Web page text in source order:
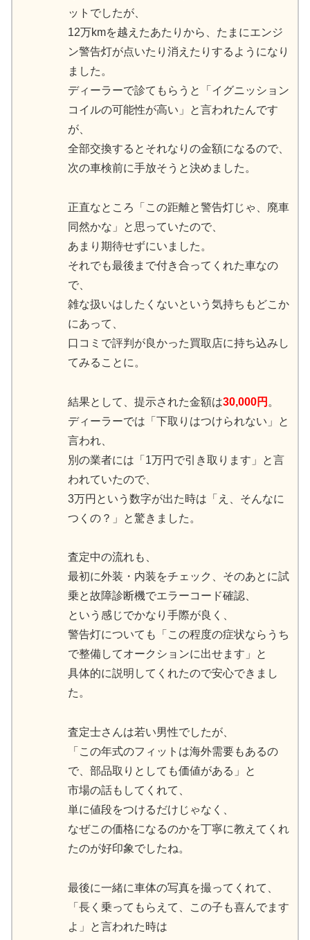
ットでしたが、
12万kmを越えたあたりから、たまにエンジ
ン警告灯が点いたり消えたりするようになり
ました。
ディーラーで診てもらうと「イグニッション
コイルの可能性が高い」と言われたんです
が、
全部交換するとそれなりの金額になるので、
次の車検前に手放そうと決めました。
正直なところ「この距離と警告灯じゃ、廃車
同然かな」と思っていたので、
あまり期待せずにいました。
それでも最後まで付き合ってくれた車なの
で、
雑な扱いはしたくないという気持ちもどこか
にあって、
口コミで評判が良かった買取店に持ち込みし
てみることに。
結果として、提示された金額は30,000円 。
ディーラーでは「下取りはつけられない」と
言われ、
別の業者には「1万円で引き取ります」と言
われていたので、
3万円という数字が出た時は「え、そんなに
つくの？」と驚きました。
査定中の流れも、
最初に外装・内装をチェック、そのあとに試
乗と故障診断機でエラーコード確認、
という感じでかなり手際が良く、
警告灯についても「この程度の症状ならうち
で整備してオークションに出せます」と
具体的に説明してくれたので安心できまし
た。
査定士さんは若い男性でしたが、
「この年式のフィットは海外需要もあるの
で、部品取りとしても価値がある」と
市場の話もしてくれて、
単に値段をつけるだけじゃなく、
なぜこの価格になるのかを丁寧に教えてくれ
たのが好印象でしたね。
最後に一緒に車体の写真を撮ってくれて、
「長く乗ってもらえて、この子も喜んでます
よ」と言われた時は